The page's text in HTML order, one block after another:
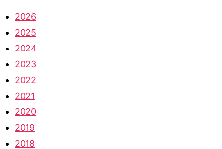
2026
2025
2024
2023
2022
2021
2020
2019
2018